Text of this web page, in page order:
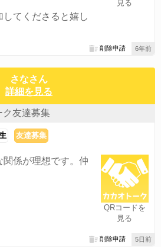
見る
てくださると嬉し
6年前
削除申請
さなさん
詳細を見る
ク友達募集
友達募集
QRコードを
見る
係が理想です。仲
5日前
削除申請